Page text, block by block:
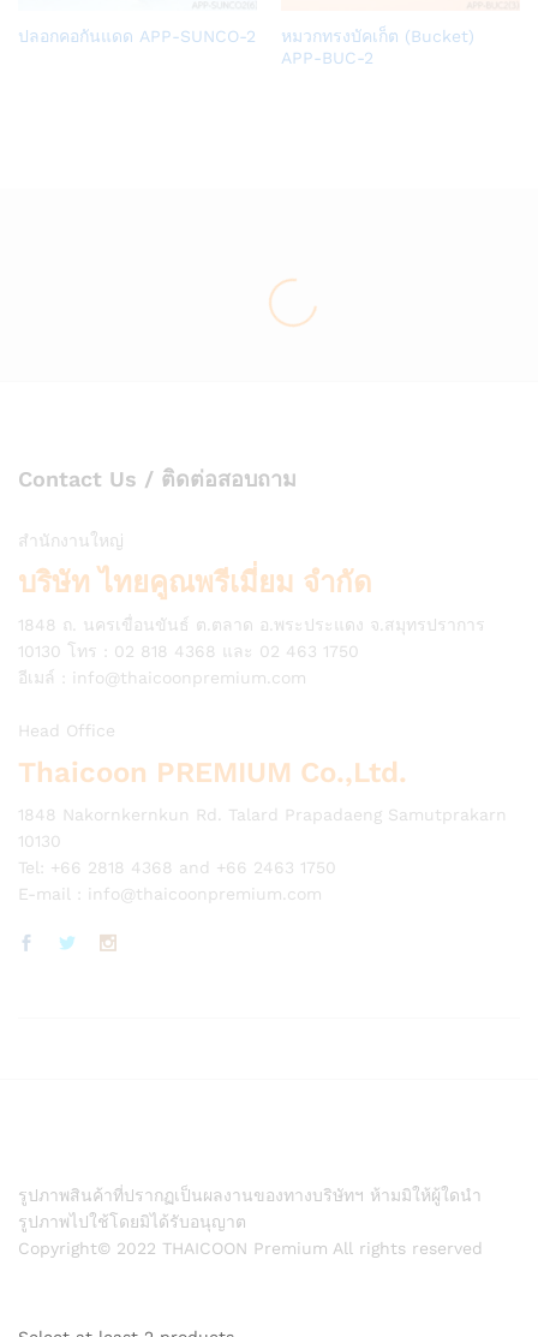
Add
ปลอกคอกันแดด APP-SUNCO-2
Add
หมวกทรงบัคเก็ต (Bucket)
APP-BUC-2
Contact Us / ติดต่อสอบถาม
สำนักงานใหญ่
บริษัท ไทยคูณพรีเมี่ยม จำกัด
1848 ถ. นครเขื่อนขันธ์ ต.ตลาด อ.พระประแดง จ.สมุทรปราการ
10130 โทร : 02 818 4368 และ 02 463 1750
อีเมล์ : info@thaicoonpremium.com
Head Office
Thaicoon PREMIUM Co.,Ltd.
1848 Nakornkernkun Rd. Talard Prapadaeng Samutprakarn
10130
Tel: +66 2818 4368 and +66 2463 1750
E-mail : info@thaicoonpremium.com
รูปภาพสินค้าที่ปรากฏเป็นผลงานของทางบริษัทฯ ห้ามมิให้ผู้ใดนำ
รูปภาพไปใช้โดยมิได้รับอนุญาต
Copyright© 2022 THAICOON Premium All rights reserved